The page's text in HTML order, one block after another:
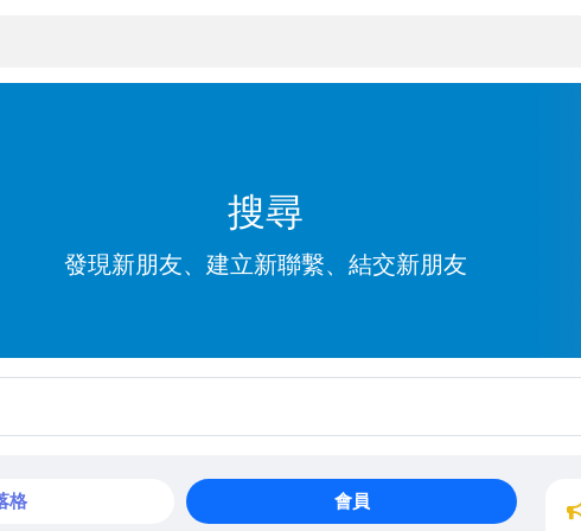
搜尋
發現新朋友、建立新聯繫、結交新朋友
格 會員